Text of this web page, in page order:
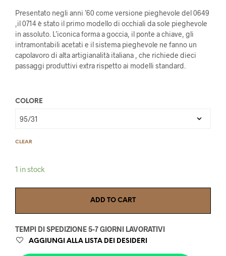
Presentato negli anni ’60 come versione pieghevole del 0649
,il 0714 è stato il primo modello di occhiali da sole pieghevole
in assoluto. L’iconica forma a goccia, il ponte a chiave, gli
intramontabili acetati e il sistema pieghevole ne fanno un
capolavoro di alta artigianalità italiana , che richiede dieci
passaggi produttivi extra rispetto ai modelli standard.
COLORE
CLEAR
1 in stock
ADD TO CART
TEMPI DI SPEDIZIONE 5-7 GIORNI LAVORATIVI
AGGIUNGI ALLA LISTA DEI DESIDERI